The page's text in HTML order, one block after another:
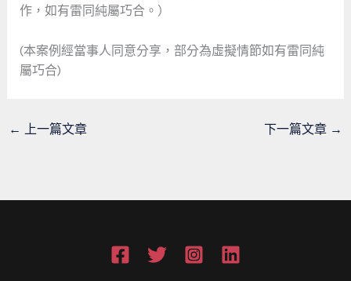
作，如有雷同純屬巧合。）
(本案例經當事人同意分享，部分為虛擬情節如有雷同純
屬巧合)
← 上一篇文章 下一篇文章 →